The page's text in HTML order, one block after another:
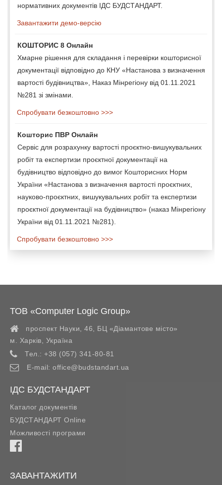
нормативних документів ІДС БУДСТАНДАРТ.
Завантажити демо-версію
КОШТОРИС 8 Онлайн
Хмарне рішення для складання і перевірки кошторисної
документації відповідно до КНУ «Настанова з визначення
вартості будівництва», Наказ Мінрегіону від 01.11.2021
№281 зі змінами.
Спробувати безкоштовно >>>
Кошторис ПВР Онлайн
Сервіс для розрахунку вартості проєктно-вишукувальних
робіт та експертизи проєктної документації на
будівництво відповідно до вимог Кошторисних Норм
України «Настанова з визначення вартості проєктних,
науково-проєктних, вишукувальних робіт та експертизи
проєктної документації на будівництво» (наказ Мінрегіону
України від 01.11.2021 №281).
Спробувати безкоштовно >>>
ТОВ «Computer Logic Group»
проспект Науки, 46, БЦ «Діамантове місто»
м. Харків
Україна
Тел.: +38 (057) 341-80-81
E-mail: office@budstandart.ua
ІДС БУДСТАНДАРТ
Каталог документів
БУДСТАНДАРТ Online
Можливості програми
ЗАВАНТАЖИТИ